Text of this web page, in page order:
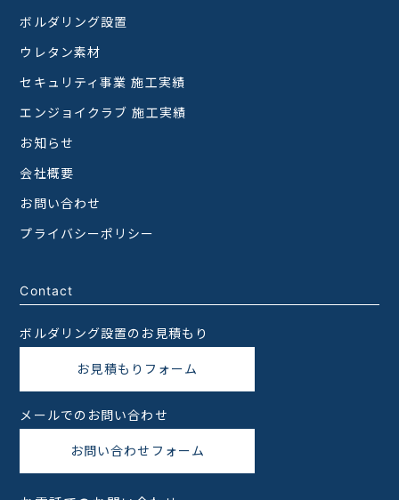
ボルダリング設置
ウレタン素材
セキュリティ事業 施工実績
エンジョイクラブ 施工実績
お知らせ
会社概要
お問い合わせ
プライバシーポリシー
Contact
ボルダリング設置のお見積もり
お見積もりフォーム
メールでのお問い合わせ
お問い合わせフォーム